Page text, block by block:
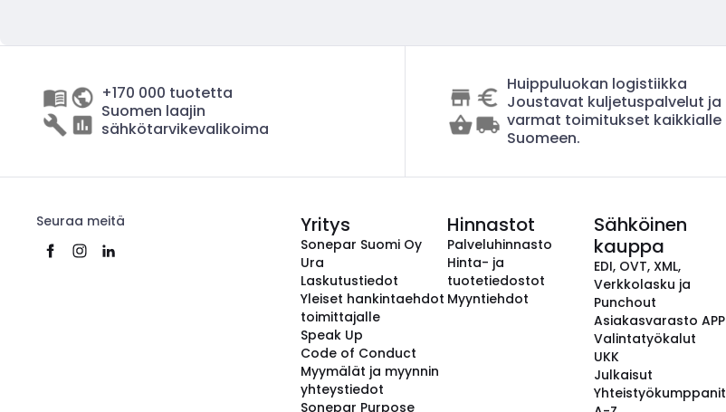
+170 000 tuotetta
Suomen laajin
sähkötarvikevalikoima
Huippuluokan logistiikka
Joustavat kuljetuspalvelut ja
varmat toimitukset kaikkialle
Suomeen.
Seuraa meitä Yritys
Sonepar Suomi Oy
Ura
Laskutustiedot
Yleiset hankintaehdot
toimittajalle
Speak Up
Code of Conduct
Myymälät ja myynnin
yhteystiedot
Sonepar Purpose
Hinnastot
Palveluhinnasto
Hinta- ja
tuotetiedostot
Myyntiehdot
Sähköinen
kauppa
EDI, OVT, XML,
Verkkolasku ja
Punchout
Asiakasvarasto APP
Valintatyökalut
UKK
Julkaisut
Yhteistyökumppanit